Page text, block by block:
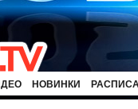
НОВИНКИ